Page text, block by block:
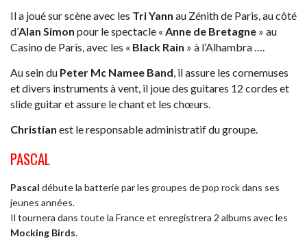
Il a joué sur scène avec les Tri Yann au Zénith de Paris, au côté
d’Alan Simon pour le spectacle « Anne de Bretagne » au
Casino de Paris, avec les « Black Rain » à l’Alhambra ….
Au sein du Peter Mc Namee Band, il assure les cornemuses
et divers instruments à vent, il joue des guitares 12 cordes et
slide guitar et assure le chant et les chœurs.
Christian est le responsable administratif du groupe.
PASCAL
Pascal débute la batterie par les groupes depop rock dans ses
jeunes années.
Il tournera dans toute la France et enregistrera 2 albums avec les
Mocking Birds.